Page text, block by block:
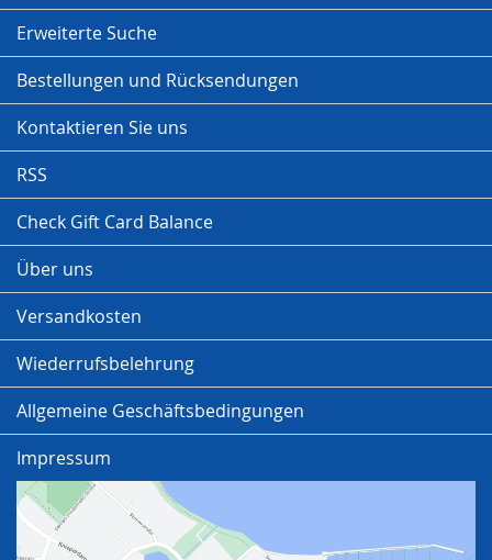
Erweiterte Suche
Bestellungen und Rücksendungen
Kontaktieren Sie uns
RSS
Check Gift Card Balance
Über uns
Versandkosten
Wiederrufsbelehrung
Allgemeine Geschäftsbedingungen
Impressum